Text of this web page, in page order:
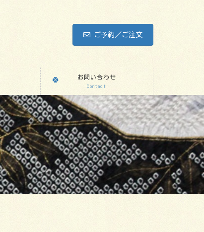
ご予約／ご注文
お問い合わせ
Contact